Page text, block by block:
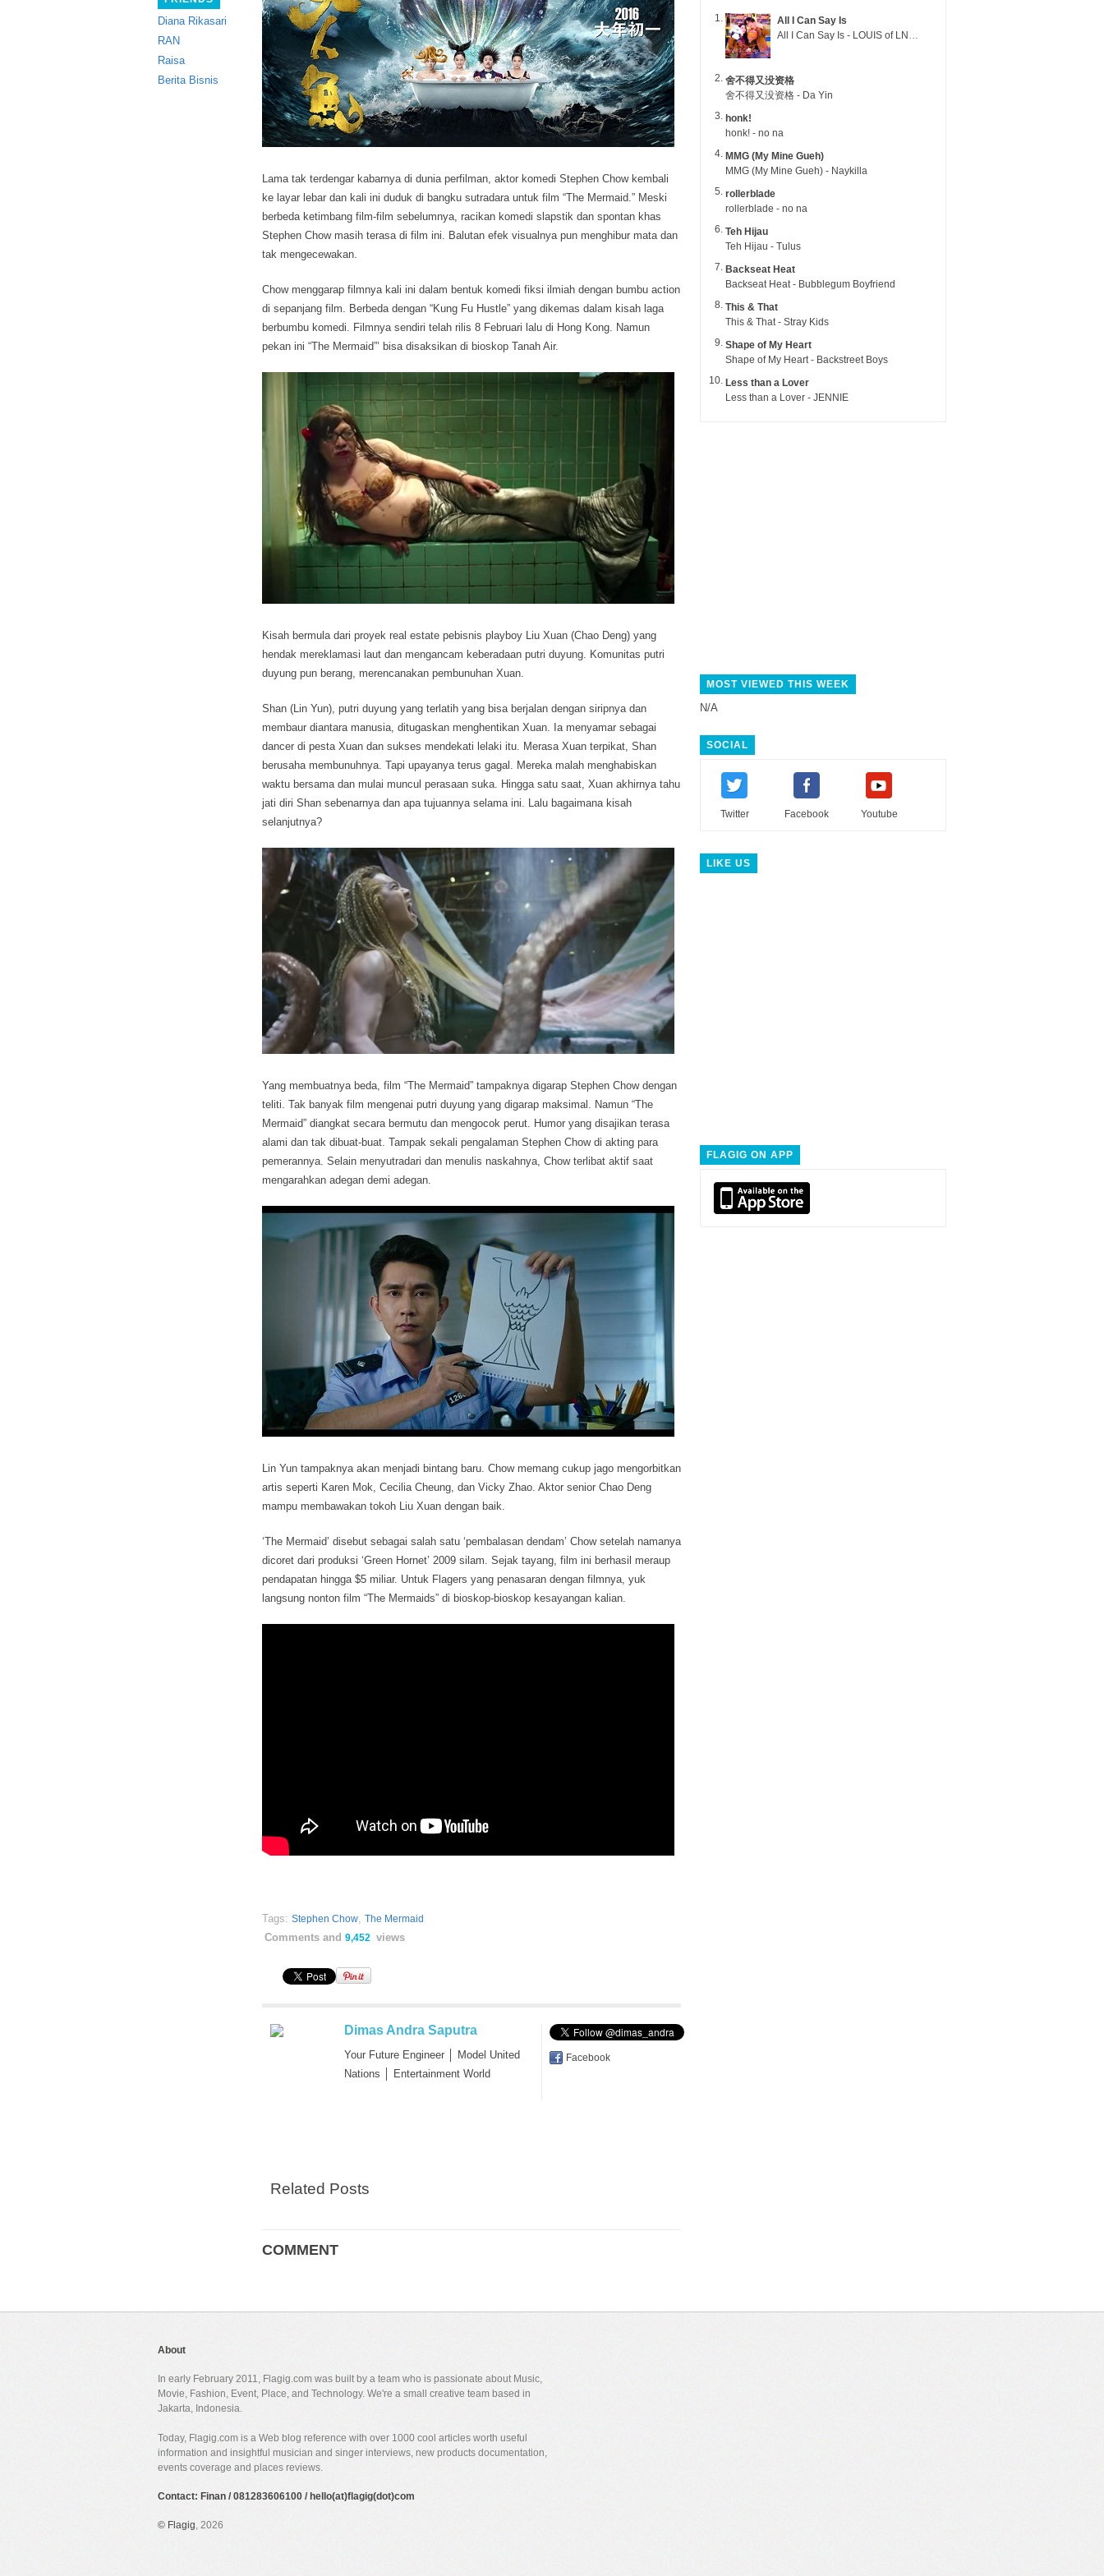
Diana Rikasari
RAN
Raisa
Berita Bisnis
Lama tak terdengar kabarnya di dunia perfilman, aktor komedi Stephen Chow kembali
ke layar lebar dan kali ini duduk di bangku sutradara untuk film “The Mermaid.” Meski
berbeda ketimbang film-film sebelumnya, racikan komedi slapstik dan spontan khas
Stephen Chow masih terasa di film ini. Balutan efek visualnya pun menghibur mata dan
tak mengecewakan.
Chow menggarap filmnya kali ini dalam bentuk komedi fiksi ilmiah dengan bumbu action
di sepanjang film. Berbeda dengan “Kung Fu Hustle” yang dikemas dalam kisah laga
berbumbu komedi. Filmnya sendiri telah rilis 8 Februari lalu di Hong Kong. Namun
pekan ini “The Mermaid”’ bisa disaksikan di bioskop Tanah Air.
Kisah bermula dari proyek real estate pebisnis playboy Liu Xuan (Chao Deng) yang
hendak mereklamasi laut dan mengancam keberadaan putri duyung. Komunitas putri
duyung pun berang, merencanakan pembunuhan Xuan.
Shan (Lin Yun), putri duyung yang terlatih yang bisa berjalan dengan siripnya dan
membaur diantara manusia, ditugaskan menghentikan Xuan. Ia menyamar sebagai
dancer di pesta Xuan dan sukses mendekati lelaki itu. Merasa Xuan terpikat, Shan
berusaha membunuhnya. Tapi upayanya terus gagal. Mereka malah menghabiskan
waktu bersama dan mulai muncul perasaan suka. Hingga satu saat, Xuan akhirnya tahu
jati diri Shan sebenarnya dan apa tujuannya selama ini. Lalu bagaimana kisah
selanjutnya?
Yang membuatnya beda, film “The Mermaid” tampaknya digarap Stephen Chow dengan
teliti. Tak banyak film mengenai putri duyung yang digarap maksimal. Namun “The
Mermaid” diangkat secara bermutu dan mengocok perut. Humor yang disajikan terasa
alami dan tak dibuat-buat. Tampak sekali pengalaman Stephen Chow di akting para
pemerannya. Selain menyutradari dan menulis naskahnya, Chow terlibat aktif saat
mengarahkan adegan demi adegan.
Lin Yun tampaknya akan menjadi bintang baru. Chow memang cukup jago mengorbitkan
artis seperti Karen Mok, Cecilia Cheung, dan Vicky Zhao. Aktor senior Chao Deng
mampu membawakan tokoh Liu Xuan dengan baik.
‘The Mermaid’ disebut sebagai salah satu ‘pembalasan dendam’ Chow setelah namanya
dicoret dari produksi ‘Green Hornet’ 2009 silam. Sejak tayang, film ini berhasil meraup
pendapatan hingga $5 miliar. Untuk Flagers yang penasaran dengan filmnya, yuk
langsung nonton film “The Mermaids” di bioskop-bioskop kesayangan kalian.
Tags: Stephen Chow, The Mermaid
Comments and 9,452 views
Dimas Andra Saputra
Your Future Engineer │ Model United
Nations │ Entertainment World
Facebook
Related Posts
COMMENT
All I Can Say Is
All I Can Say Is - LOUIS of LNGSHOT
舍不得又没资格
舍不得又没资格 - Da Yin
honk!
honk! - no na
MMG (My Mine Gueh)
MMG (My Mine Gueh) - Naykilla
rollerblade
rollerblade - no na
Teh Hijau
Teh Hijau - Tulus
Backseat Heat
Backseat Heat - Bubblegum Boyfriend
This & That
This & That - Stray Kids
Shape of My Heart
Shape of My Heart - Backstreet Boys
Less than a Lover
Less than a Lover - JENNIE
MOST VIEWED THIS WEEK
N/A
SOCIAL
Twitter Facebook Youtube
LIKE US
FLAGIG ON APP
About
In early February 2011, Flagig.com was built by a team who is passionate about Music,
Movie, Fashion, Event, Place, and Technology. We're a small creative team based in
Jakarta, Indonesia.
Today, Flagig.com is a Web blog reference with over 1000 cool articles worth useful
information and insightful musician and singer interviews, new products documentation,
events coverage and places reviews.
Contact: Finan / 081283606100 / hello(at)flagig(dot)com
© Flagig, 2026